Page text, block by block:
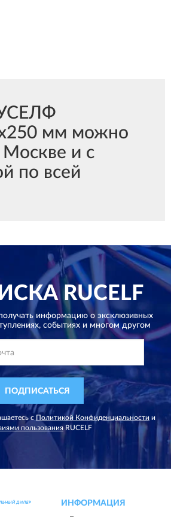
мм можно
Москве и с
по всей
RUCELF
информацию о эксклюзивных
событиях и многом другом
ПОДПИСАТЬСЯ
с Политикой Конфиденциальности и
пользованияRUCELF
ИНФОРМАЦИЯ